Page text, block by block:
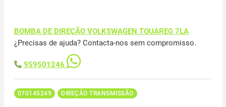
BOMBA DE DIREÇÃO VOLKSWAGEN TOUAREG 7LA
¿Precisas de ajuda? Contacta-nos sem compromisso.
959501246
070145249 DIREÇÃO TRANSMISSÃO